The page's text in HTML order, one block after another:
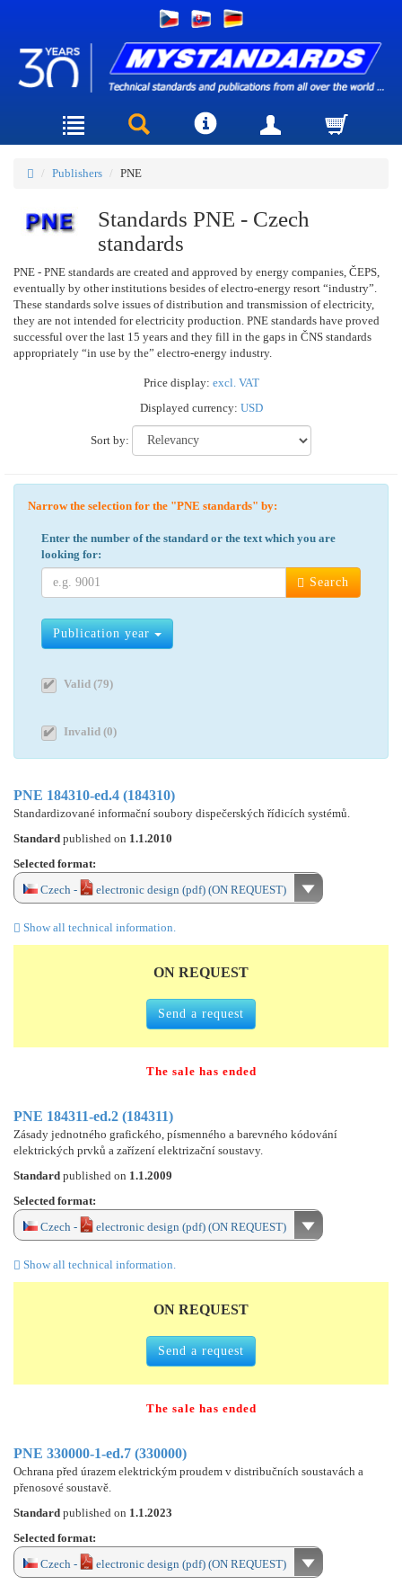
Publishers PNE
Standards PNE - Czech
standards
PNE - PNE standards are created and approved by energy companies, ČEPS,
eventually by other institutions besides of electro-energy resort “industry”.
These standards solve issues of distribution and transmission of electricity,
they are not intended for electricity production. PNE standards have proved
successful over the last 15 years and they fill in the gaps in ČNS standards
appropriately “in use by the” electro-energy industry.
Price display: excl. VAT
Displayed currency: USD
Sort by:
Narrow the selection for the "PNE standards" by:
Enter the number of the standard or the text which you are
looking for:
Search
Publication year
Valid (79)
Invalid (0)
PNE 184310-ed.4 (184310)
Standardizované informační soubory dispečerských řídicích systémů.
Standard published on 1.1.2010
Selected format:
Czech -
electronic design (pdf) (ON REQUEST)
Show all technical information.
ON REQUEST
Send a request
The sale has ended
PNE 184311-ed.2 (184311)
Zásady jednotného grafického, písmenného a barevného kódování
elektrických prvků a zařízení elektrizační soustavy.
Standard published on 1.1.2009
Selected format:
Czech -
electronic design (pdf) (ON REQUEST)
Show all technical information.
ON REQUEST
Send a request
The sale has ended
PNE 330000-1-ed.7 (330000)
Ochrana před úrazem elektrickým proudem v distribučních soustavách a
přenosové soustavě.
Standard published on 1.1.2023
Selected format:
Czech -
electronic design (pdf) (ON REQUEST)